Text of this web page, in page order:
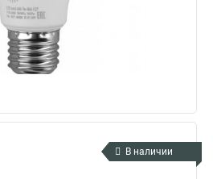
В наличии